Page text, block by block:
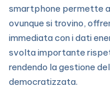
smartphone permette
ovunque si trovino,
immediata con i dati
svolta importante
rendendo la gestione
democratizzata.